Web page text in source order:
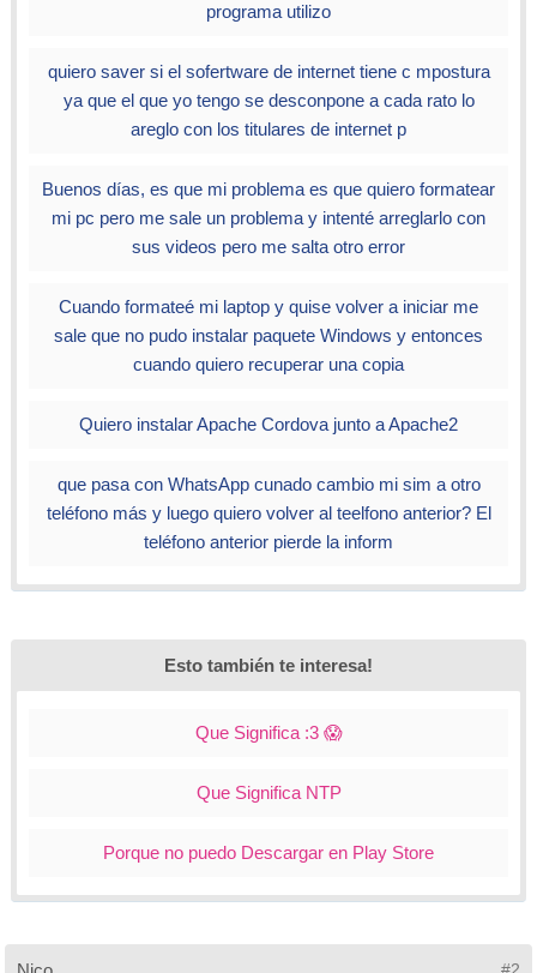
programa utilizo
quiero saver si el sofertware de internet tiene c mpostura
ya que el que yo tengo se desconpone a cada rato lo
areglo con los titulares de internet p
Buenos días, es que mi problema es que quiero formatear
mi pc pero me sale un problema y intenté arreglarlo con
sus videos pero me salta otro error
Cuando formateé mi laptop y quise volver a iniciar me
sale que no pudo instalar paquete Windows y entonces
cuando quiero recuperar una copia
Quiero instalar Apache Cordova junto a Apache2
que pasa con WhatsApp cunado cambio mi sim a otro
teléfono más y luego quiero volver al teelfono anterior? El
teléfono anterior pierde la inform
Esto también te interesa!
Que Significa :3 😱
Que Significa NTP
Porque no puedo Descargar en Play Store